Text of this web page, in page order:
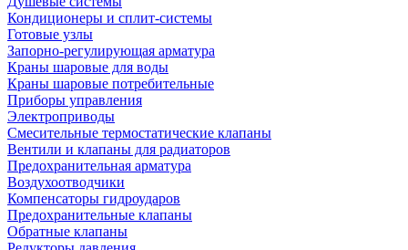
Кондиционеры и сплит-системы
Готовые узлы
Запорно-регулирующая арматура
Краны шаровые для воды
Краны шаровые потребительные
Приборы управления
Электроприводы
Смесительные термостатические клапаны
Вентили и клапаны для радиаторов
Предохранительная арматура
Воздухоотводчики
Компенсаторы гидроударов
Предохранительные клапаны
Обратные клапаны